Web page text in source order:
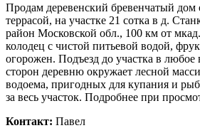
Продам деревенский бревенчатый дом
террасой, на участке 21 сотка в д.
район Московской обл., 100 км от
колодец с чистой питьевой водой,
огорожен. Подъезд до участка в любое
сторон деревню окружает лесной
водоема, пригодных для купания и
за весь участок. Подробнее при
Контакт: Павел